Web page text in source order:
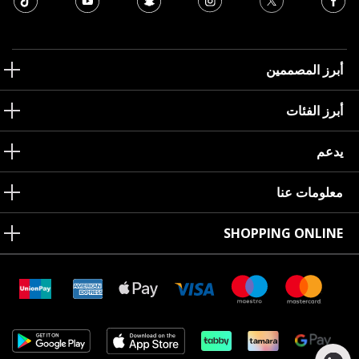
أبرز المصممين
أبرز الفئات
يدعم
معلومات عنا
SHOPPING ONLINE